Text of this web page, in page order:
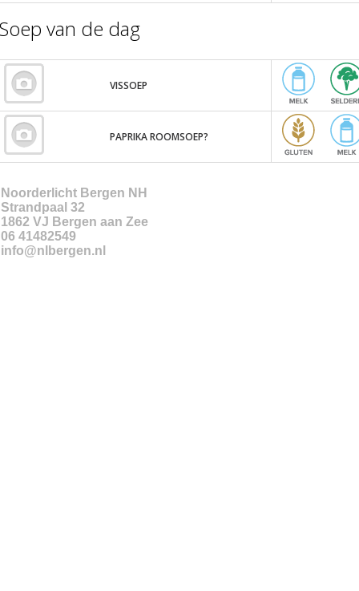
Soep van de dag
VISSOEP
PAPRIKA ROOMSOEP?
Noorderlicht Bergen NH
Strandpaal 32
1862 VJ Bergen aan Zee
06 41482549
info@nlbergen.nl